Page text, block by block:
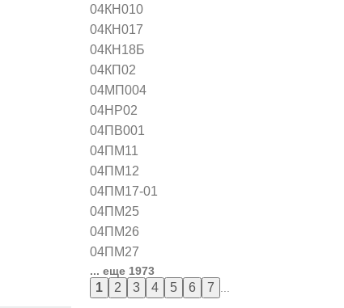
04КН010
04КН017
04КН18Б
04КП02
04МП004
04НР02
04ПВ001
04ПМ11
04ПМ12
04ПМ17-01
04ПМ25
04ПМ26
04ПМ27
... еще 1973